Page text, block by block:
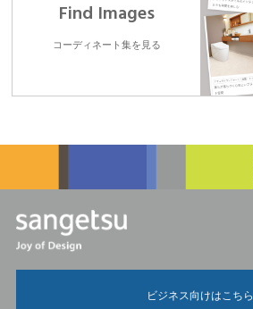
Find Images
コーディネート集を見る
ビジネス向けはこちら